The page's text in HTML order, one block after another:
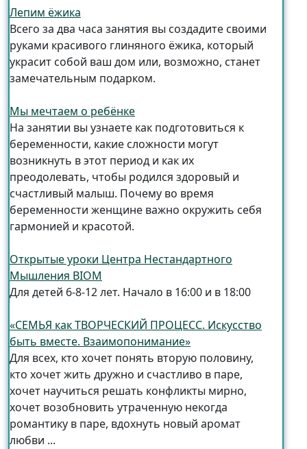
Лепим ёжика
Всего за два часа занятия вы создадите своими
руками красивого глиняного ёжика, который
украсит собой ваш дом или, возможно, станет
замечательным подарком.
Мы мечтаем о ребёнке
На занятии вы узнаете как подготовиться к
беременности, какие сложности могут
возникнуть в этот период и как их
преодолевать, чтобы родился здоровый и
счастливый малыш. Почему во время
беременности женщине важно окружить себя
гармонией и красотой.
Открытые уроки Центра Нестандартного
Мышления BIOM
Для детей 6-8-12 лет. Начало в 16:00 и в 18:00
«СЕМЬЯ как ТВОРЧЕСКИЙ ПРОЦЕСС. Искусство
быть вместе. Взаимопонимание»
Для всех, кто хочет понять вторую половину,
кто хочет жить дружно и счастливо в паре,
хочет научиться решать конфликты мирно,
хочет возобновить утраченную некогда
романтику в паре, вдохнуть новый аромат
любви ...